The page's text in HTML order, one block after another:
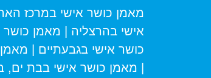
מאמן כושר אישי במרכז
אישי בהרצליה
מאמן כושר
כושר אישי בגבעתיים
מאמן כושר אישי בבת ים,